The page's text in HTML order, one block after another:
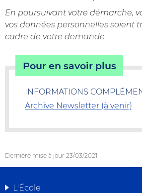
En poursuivant votre démarche,
vos données personnelles soient
cadre de votre demande.
Pour en savoir plus
INFORMATIONS
Archive Newsletter (à venir)
Dernière mise à jour 23/03/2021
L'École